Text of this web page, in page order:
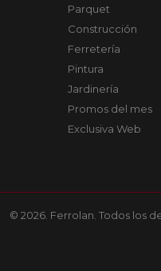
Parquet
Construcción
Ferretería
Pintura
Jardinería
Promos del mes
Exclusiva Web
© 2026. Ferrolan. Todos los